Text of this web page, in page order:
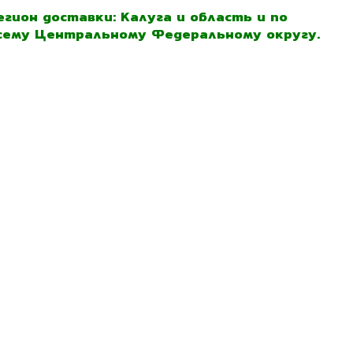
доставки: Калуга и область и по
Центральному Федеральному округу.